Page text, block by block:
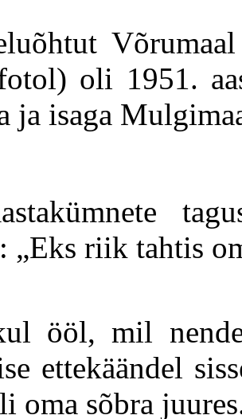
oli 1951.
ja isaga
„Eks riik tahtis
ööl, mil
ettekäändel
oma sõbra